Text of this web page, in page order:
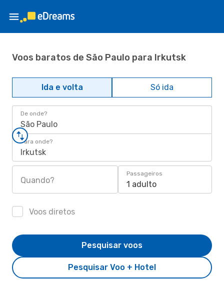
Voos baratos de São Paulo para Irkutsk
Ida e volta Só ida
De onde?
São Paulo
Para onde?
Irkutsk
Quando?
Passageiros
1 adulto
Voos diretos
Pesquisar Voo + Hotel
Pesquisar voos